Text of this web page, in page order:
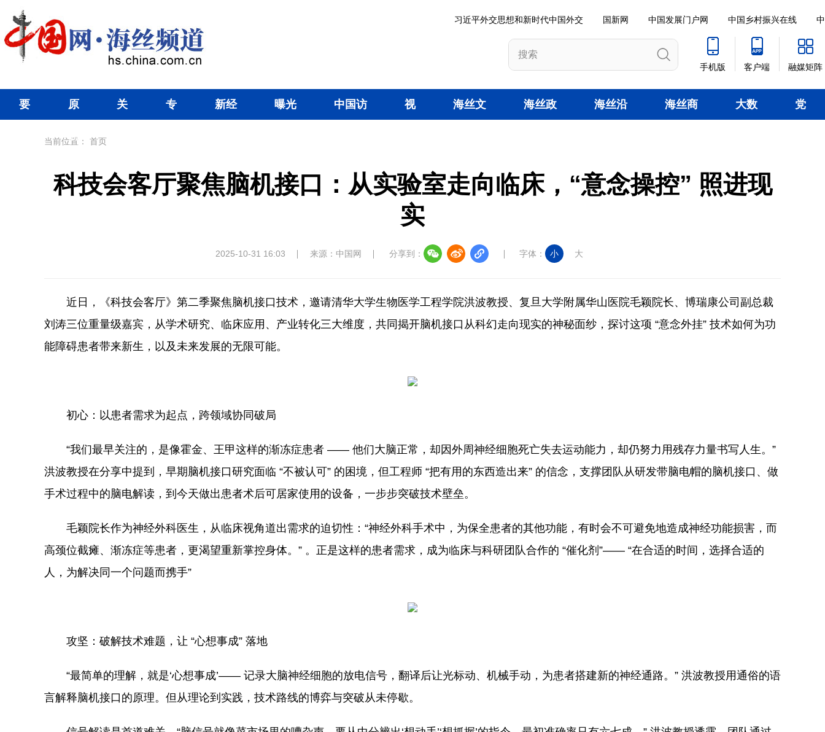
习近平外交思想和新时代中国外交 国新网 中国发展门户网 中国乡村振兴在线
手机版 客户端 融媒矩阵
要 原
创
关 专 新经 曝光 中国访 视 海丝文 海丝政 海丝沿 海丝商 大数 党
当前位置： 首页
科技会客厅聚焦脑机接口：从实验室走向临床，“意念操控” 照进现
实
2025-10-31 16:03 来源：中国网 分享到： 字体： 小 大
近日，《科技会客厅》第二季聚焦脑机接口技术，邀请清华大学生物医学工程学院洪波教授、复旦大学附属华山医院毛颖院长、博瑞康公司副总裁
刘涛三位重量级嘉宾，从学术研究、临床应用、产业转化三大维度，共同揭开脑机接口从科幻走向现实的神秘面纱，探讨这项 “意念外挂” 技术如何为功
能障碍患者带来新生，以及未来发展的无限可能。
初心：以患者需求为起点，跨领域协同破局
“我们最早关注的，是像霍金、王甲这样的渐冻症患者 —— 他们大脑正常，却因外周神经细胞死亡失去运动能力，却仍努力用残存力量书写人生。”
洪波教授在分享中提到，早期脑机接口研究面临 “不被认可” 的困境，但工程师 “把有用的东西造出来” 的信念，支撑团队从研发带脑电帽的脑机接口、做
手术过程中的脑电解读，到今天做出患者术后可居家使用的设备，一步步突破技术壁垒。
毛颖院长作为神经外科医生，从临床视角道出需求的迫切性：“神经外科手术中，为保全患者的其他功能，有时会不可避免地造成神经功能损害，而
高颈位截瘫、渐冻症等患者，更渴望重新掌控身体。” 。正是这样的患者需求，成为临床与科研团队合作的 “催化剂”—— “在合适的时间，选择合适的
人，为解决同一个问题而携手”
攻坚：破解技术难题，让 “心想事成” 落地
“最简单的理解，就是‘心想事成’—— 记录大脑神经细胞的放电信号，翻译后让光标动、机械手动，为患者搭建新的神经通路。” 洪波教授用通俗的语
言解释脑机接口的原理。但从理论到实践，技术路线的博弈与突破从未停歇。